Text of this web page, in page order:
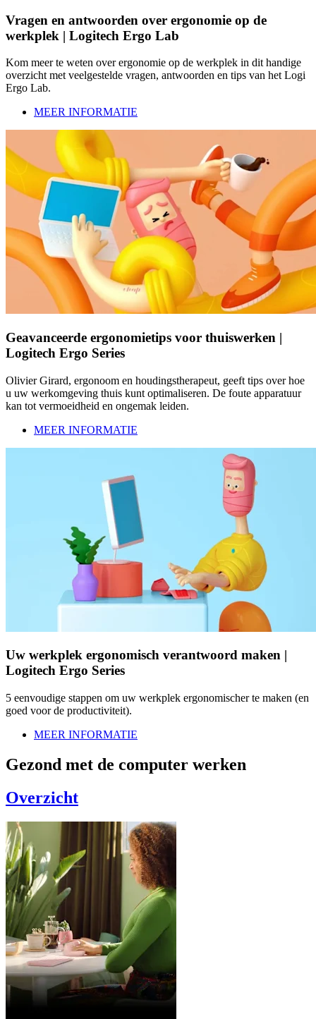
Vragen en antwoorden over ergonomie op de
werkplek | Logitech Ergo Lab
Kom meer te weten over ergonomie op de werkplek in dit handige
overzicht met veelgestelde vragen, antwoorden en tips van het Logi
Ergo Lab.
MEER INFORMATIE
Geavanceerde ergonomietips voor thuiswerken |
Logitech Ergo Series
Olivier Girard, ergonoom en houdingstherapeut, geeft tips over hoe
u uw werkomgeving thuis kunt optimaliseren. De foute apparatuur
kan tot vermoeidheid en ongemak leiden.
MEER INFORMATIE
Uw werkplek ergonomisch verantwoord maken |
Logitech Ergo Series
5 eenvoudige stappen om uw werkplek ergonomischer te maken (en
goed voor de productiviteit).
MEER INFORMATIE
Gezond met de computer werken
Overzicht